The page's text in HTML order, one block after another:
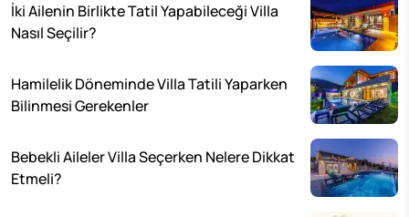
İki Ailenin Birlikte Tatil Yapabileceği Villa
Nasıl Seçilir?
Hamilelik Döneminde Villa Tatili Yaparken
Bilinmesi Gerekenler
Bebekli Aileler Villa Seçerken Nelere Dikkat
Etmeli?